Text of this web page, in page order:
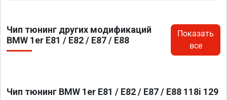
Чип тюнинг других модификаций
BMW 1er E81 / E82 / E87 / E88
Показать
все
Чип тюнинг BMW 1er E81 / E82 / E87 / E88 118i 129